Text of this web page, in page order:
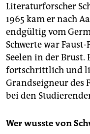
Literaturforscher
1965 kam er nach
endgültig vom
Schwerte war
Seelen in der Brust.
fortschrittlich und
Grandseigneur des
bei den
Wer wusste von